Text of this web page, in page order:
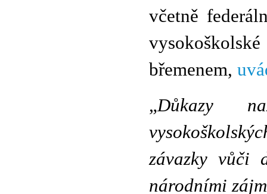
včetně
břemenem,
„Důkazy
závazky vůči
národními